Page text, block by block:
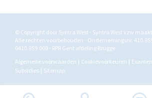
© Copyright door Syntra West - Syntra West vzw
Alle rechten voorbehouden - Ondernemingsnr.
0410.959.009 - RPR Gent afdeling Brugge
Algemene voorwaarden
Cookievoorkeuren
Subsidies
Sitemap